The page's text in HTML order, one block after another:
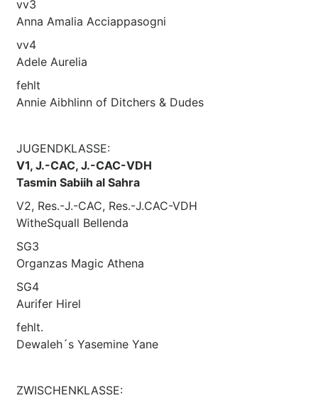
vv3
Anna Amalia Acciappasogni
vv4
Adele Aurelia
fehlt
Annie Aibhlinn of Ditchers & Dudes
JUGENDKLASSE:
V1, J.-CAC, J.-CAC-VDH
Tasmin Sabiih al Sahra
V2, Res.-J.-CAC, Res.-J.CAC-VDH
WitheSquall Bellenda
SG3
Organzas Magic Athena
SG4
Aurifer Hirel
fehlt.
Dewaleh´s Yasemine Yane
ZWISCHENKLASSE: